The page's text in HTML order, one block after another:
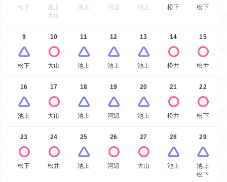
松下
池上
大山
池上 河辺 池上 松下 松下
9
松下
10
大山
11
池上
12
池上
13
池上
14
松井
15
松井
16
池上
17
大山
18
池上
19
河辺
20
池上
21
松井
22
松下
23
松下
24
松井
25
池上
26
河辺
27
大山
28
池上
29
池上
松下